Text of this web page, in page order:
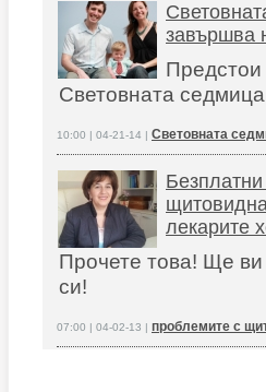
завършва
Предстои
Световната
10:00 | 04-21-14 | Световната
лекарите
Прочете това! Ще
си!
07:00 | 04-02-13 | проблемите с